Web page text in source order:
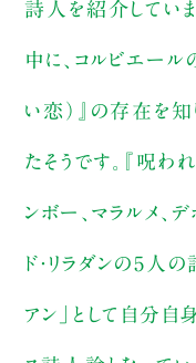
詩人を紹介してい
中に、コルビエール
い恋）』の存在を
たそうです。『呪わ
ンボー、マラルメ、
ド・リラダンの5人
アン」として自分自